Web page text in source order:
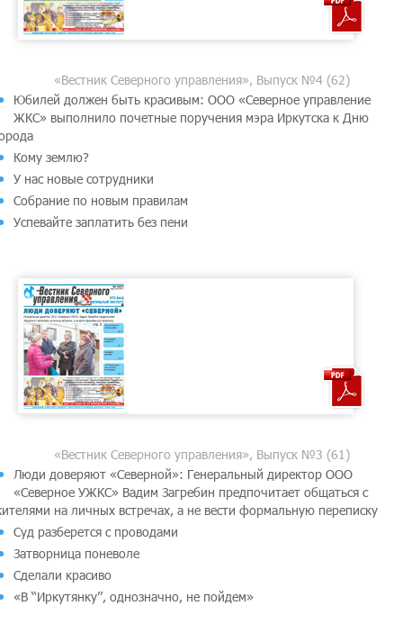
«Вестник Северного управления», Выпуск №4 (62)
Юбилей должен быть красивым: ООО «Северное управление
ЖКС» выполнило почетные поручения мэра Иркутска к Дню
Кому землю?
У нас новые сотрудники
Собрание по новым правилам
Успевайте заплатить без пени
«Вестник Северного управления», Выпуск №3 (61)
Люди доверяют «Северной»: Генеральный директор ООО
«Северное УЖКС» Вадим Загребин предпочитает общаться с
на личных встречах, а не вести формальную переписку
Суд разберется с проводами
Затворница поневоле
Сделали красиво
«В ‘‘Иркутянку’’, однозначно, не пойдем»